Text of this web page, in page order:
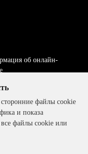
об онлайн-
ОФЕРТА
файлы cookie
и показа
файлы cookie или